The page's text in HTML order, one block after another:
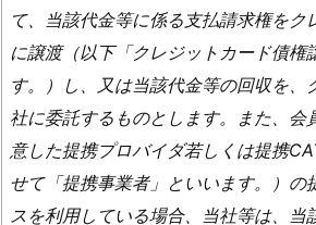
て、当該代金等に係る支払請求権をク
に譲渡（以下「クレジットカード債権
す。）し、又は当該代金等の回収を、
社に委託するものとします。また、会
意した提携プロバイダ若しくは提携
せて「提携事業者」といいます。）の
スを利用している場合、当社等は、当